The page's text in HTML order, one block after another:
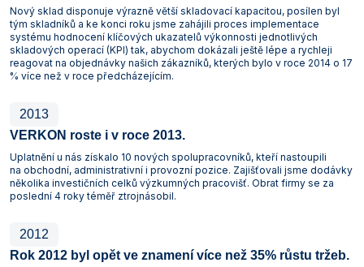
Nový sklad disponuje výrazně větší skladovací kapacitou, posílen byl
tým skladníků a ke konci roku jsme zahájili proces implementace
systému hodnocení klíčových ukazatelů výkonnosti jednotlivých
skladových operací (KPI) tak, abychom dokázali ještě lépe a rychleji
reagovat na objednávky našich zákazníků, kterých bylo v roce 2014 o 17
% více než v roce předcházejícím.
2013
VERKON roste i v roce 2013.
Uplatnění u nás získalo 10 nových spolupracovníků, kteří nastoupili
na obchodní, administrativní i provozní pozice. Zajišťovali jsme dodávky
několika investičních celků výzkumných pracovišť. Obrat firmy se za
poslední 4 roky téměř ztrojnásobil.
2012
Rok 2012 byl opět ve znamení více než 35% růstu tržeb.